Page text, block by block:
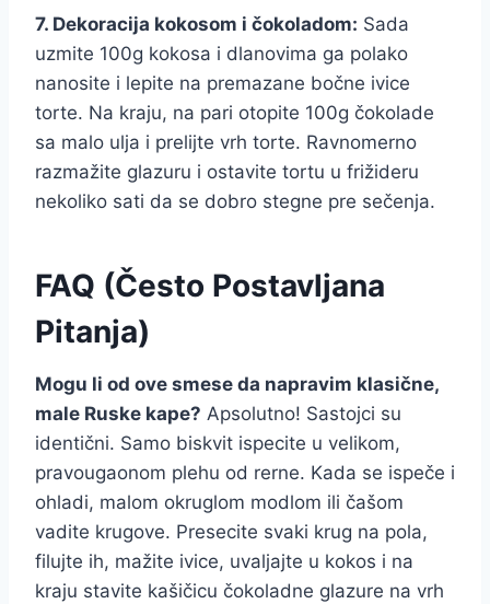
7. Dekoracija kokosom i čokoladom: Sada
uzmite 100g kokosa i dlanovima ga polako
nanosite i lepite na premazane bočne ivice
torte. Na kraju, na pari otopite 100g čokolade
sa malo ulja i prelijte vrh torte. Ravnomerno
razmažite glazuru i ostavite tortu u frižideru
nekoliko sati da se dobro stegne pre sečenja.
FAQ (Često Postavljana
Pitanja)
Mogu li od ove smese da napravim klasične,
male Ruske kape? Apsolutno! Sastojci su
identični. Samo biskvit ispecite u velikom,
pravougaonom plehu od rerne. Kada se ispeče i
ohladi, malom okruglom modlom ili čašom
vadite krugove. Presecite svaki krug na pola,
filujte ih, mažite ivice, uvaljajte u kokos i na
kraju stavite kašičicu čokoladne glazure na vrh